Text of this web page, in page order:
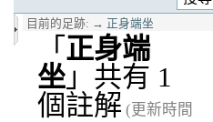
目前的足跡: → 正身端坐
「 正身端
坐 」共有 1
個註解 (更新時間